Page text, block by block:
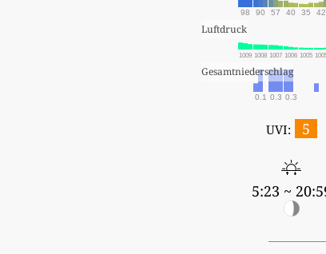
98 90 57 40 35 42
Luftdruck
1009 1008 1007 1006 1005
Gesamtniederschlag
0.1 0.3 0.3
UVI: 5
5:23 ~